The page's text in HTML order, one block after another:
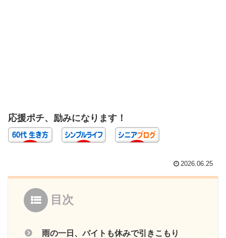
応援ポチ、励みになります！
2026.06.25
目次
雨の一日、バイトも休みで引きこもり